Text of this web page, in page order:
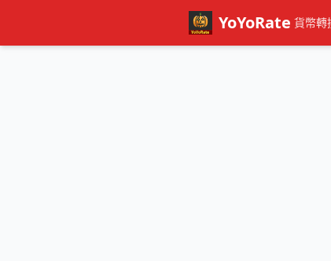
YoYoRate 貨幣轉